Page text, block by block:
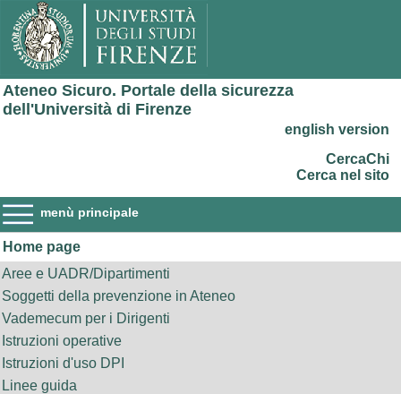
Ateneo Sicuro. Portale della sicurezza
dell'Università di Firenze
english version
CercaChi
Cerca nel sito
menù principale
Home page
Aree e UADR/Dipartimenti
Soggetti della prevenzione in Ateneo
Vademecum per i Dirigenti
Istruzioni operative
Istruzioni d'uso DPI
Linee guida